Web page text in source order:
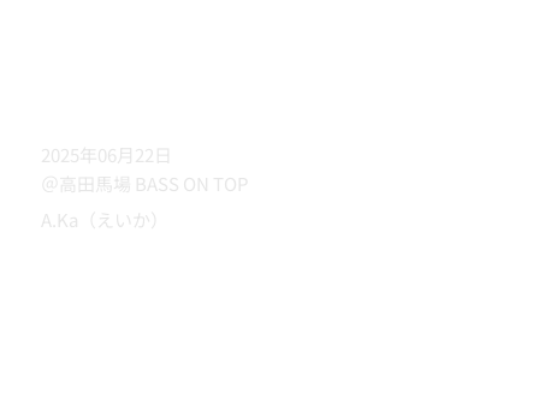
2025年06月22日
＠高田馬場 BASS ON TOP
A.Ka（えいか）